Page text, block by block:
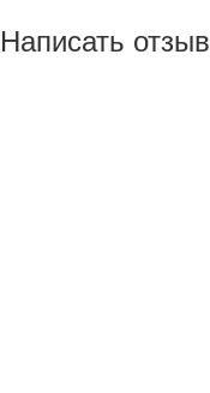
Написать отзыв